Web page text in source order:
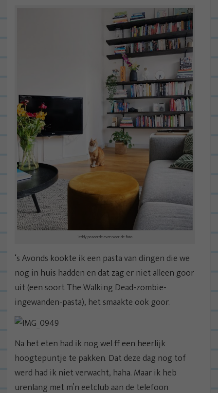
Teddy poseerde even voor de foto
‘s Avonds kookte ik een pasta van dingen die we
nog in huis hadden en dat zag er niet alleen goor
uit (een soort The Walking Dead-zombie-
ingewanden-pasta), het smaakte ook goor.
Na het eten had ik nog wel ff een heerlijk
hoogtepuntje te pakken. Dat deze dag nog tof
werd had ik niet verwacht, haha. Maar ik heb
urenlang met m’n eetclub aan de telefoon